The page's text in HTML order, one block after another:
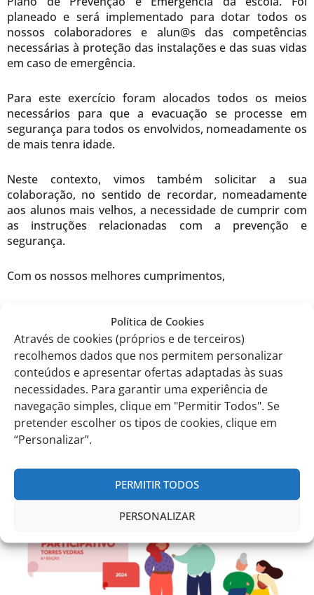
Política de Cookies
Através de cookies (próprios e de terceiros)
recolhemos dados que nos permitem personalizar
conteúdos e apresentar ofertas adaptadas às suas
necessidades. Para garantir uma experiência de
navegação simples, clique em "Permitir Todos". Se
pretender escolher os tipos de cookies, clique em
“Personalizar”.
PERMITIR TODOS
PERSONALIZAR
planeado e será implementado para dotar todos os
nossos colaboradores e alun@s das competências
necessárias à proteção das instalações e das suas vidas
em caso de emergência.
Para este exercício foram alocados todos os meios
necessários para que a evacuação se processe em
segurança para todos os envolvidos, nomeadamente os
de mais tenra idade.
Neste contexto, vimos também solicitar a sua
colaboração, no sentido de recordar, nomeadamente
aos alunos mais velhos, a necessidade de cumprir com
as instruções relacionadas com a prevenção e
segurança.
Com os nossos melhores cumprimentos,
A Direção
Eduardo Castro
Comunicados anteriores